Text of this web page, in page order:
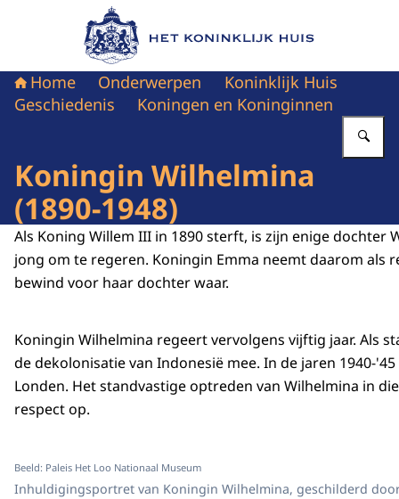
Naar de homepage van Het Koninklijk Huis
Home Onderwerpen
Koninklijk Huis
Geschiedenis
Koningen en Koninginnen
Koningin Wilhelmina
(1890-1948)
Als Koning Willem III in 1890 sterft, is zijn enige dochter
jong om te regeren. Koningin Emma neemt daarom als
bewind voor haar dochter waar.
Koningin Wilhelmina regeert vervolgens vijftig jaar. Als
de dekolonisatie van Indonesië mee. In de jaren 1940-
Londen. Het standvastige optreden van Wilhelmina in
respect op.
Beeld: Paleis Het Loo Nationaal Museum
Inhuldigingsportret van Koningin Wilhelmina, geschilderd door